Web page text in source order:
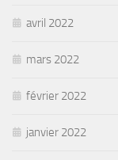
avril 2022
mars 2022
février 2022
janvier 2022